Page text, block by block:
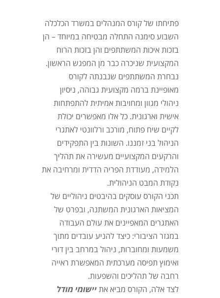
פתיחתו של קורס המנהלים במשרד הכלכלה
השבוע סימנה התחלה מבטיחה במיוחד – הן
בזכות איכות המשתתפים והן בזכות הרוח
המקצועית שניכרה כבר מן המפגש הראשון.
נבחרת המשתתפים שנבנתה לקורס
מאופיינת ברמה מקצועית גבוהה, ניסיון
ניהולי מגוון ומחויבות אמיתית להתפתחות
אישית וארגונית. כל אלו מאפשרים יכולת
לקיים שיח פתוח, מורכב ורלוונטי לאתגרי
הניהול בני זמננו. השונות בין התפקידים
והרקעים המקצועיים מעשירה את תהליך
הלמידה, מעודדת הפריה הדדית ומרחיבה את
נקודת המבט הניהולית.
תכני הקורס עוסקים בהיבטים ניהוליים של
המציאות הארגונית המשתנה, ובפרט של
האתגרים המאפיינים את עולם העבודה
במגזר הציבורי: כיצד להניע עובדים מתוך
משמעות ומחוברות, ניהול במרחב בין דורי
ואימוץ תפיסה מערכתית המאפשרת ראייה
רחבה של תהליכים והשפעות.
לצד אלה, הקורס מביא אתיישומי מודל